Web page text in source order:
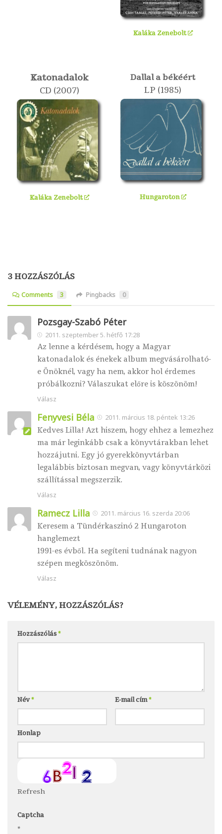
Kaláka Zenebolt
Katonadalok
CD (2007)
Kaláka Zenebolt
Dallal a békéért
LP (1985)
Hungaroton
3 HOZZÁSZÓLÁS
Comments 3 Pingbacks 0
Pozsgay-Szabó Péter
2011. szeptember 5. hétfő 17:28
Az lenne a kérdésem, hogy a Magyar
katonadalok és énekek album megvásárolható-
e Önöknél, vagy ha nem, akkor hol érdemes
próbálkozni? Válaszukat előre is köszönöm!
Válasz
Fenyvesi Béla 2011. március 18. péntek 13:26
Kedves Lilla! Azt hiszem, hogy ehhez a lemezhez
ma már leginkább csak a könyvtárakban lehet
hozzájutni. Egy jó gyerekkönyvtárban
legalábbis biztosan megvan, vagy könyvtárközi
szállítással megszerzik.
Válasz
Ramecz Lilla 2011. március 16. szerda 20:06
Keresem a Tündérkaszinó 2 Hungaroton
hanglemezt
1991-es évből. Ha segíteni tudnának nagyon
szépen megköszönöm.
Válasz
VÉLEMÉNY, HOZZÁSZÓLÁS?
Hozzászólás*
Név* E-mail cím*
Honlap
Refresh
Captcha
*